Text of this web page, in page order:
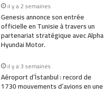
il y a 2 semaines
Genesis annonce son entrée
officielle en Tunisie à travers un
partenariat stratégique avec Alpha
Hyundai Motor.
il y a 3 semaines
Aéroport d’İstanbul : record de
1730 mouvements d’avions en une